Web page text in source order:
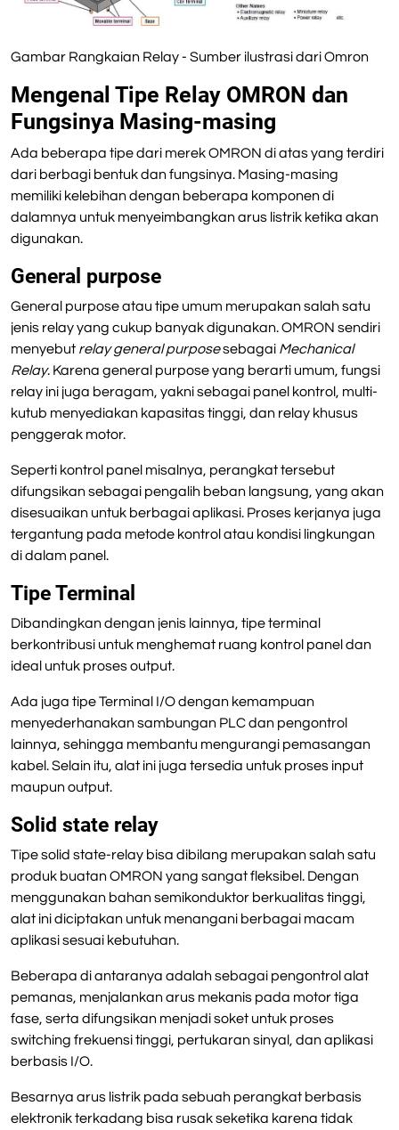
Gambar Rangkaian Relay - Sumber ilustrasi dari Omron
Mengenal Tipe Relay OMRON dan
Fungsinya Masing-masing
Ada beberapa tipe dari merek OMRON di atas yang terdiri
dari berbagi bentuk dan fungsinya. Masing-masing
memiliki kelebihan dengan beberapa komponen di
dalamnya untuk menyeimbangkan arus listrik ketika akan
digunakan.
General purpose
General purpose atau tipe umum merupakan salah satu
jenis relay yang cukup banyak digunakan. OMRON sendiri
menyebut relay general purposesebagai Mechanical
Relay. Karena general purpose yang berarti umum, fungsi
relay ini juga beragam, yakni sebagai panel kontrol, multi-
kutub menyediakan kapasitas tinggi, dan relay khusus
penggerak motor.
Seperti kontrol panel misalnya, perangkat tersebut
difungsikan sebagai pengalih beban langsung, yang akan
disesuaikan untuk berbagai aplikasi. Proses kerjanya juga
tergantung pada metode kontrol atau kondisi lingkungan
di dalam panel.
Tipe Terminal
Dibandingkan dengan jenis lainnya, tipe terminal
berkontribusi untuk menghemat ruang kontrol panel dan
ideal untuk proses output.
Ada juga tipe Terminal I/O dengan kemampuan
menyederhanakan sambungan PLC dan pengontrol
lainnya, sehingga membantu mengurangi pemasangan
kabel. Selain itu, alat ini juga tersedia untuk proses input
maupun output.
Solid state relay
Tipe solid state-relay bisa dibilang merupakan salah satu
produk buatan OMRON yang sangat fleksibel. Dengan
menggunakan bahan semikonduktor berkualitas tinggi,
alat ini diciptakan untuk menangani berbagai macam
aplikasi sesuai kebutuhan.
Beberapa di antaranya adalah sebagai pengontrol alat
pemanas, menjalankan arus mekanis pada motor tiga
fase, serta difungsikan menjadi soket untuk proses
switching frekuensi tinggi, pertukaran sinyal, dan aplikasi
berbasis I/O.
Besarnya arus listrik pada sebuah perangkat berbasis
elektronik terkadang bisa rusak seketika karena tidak